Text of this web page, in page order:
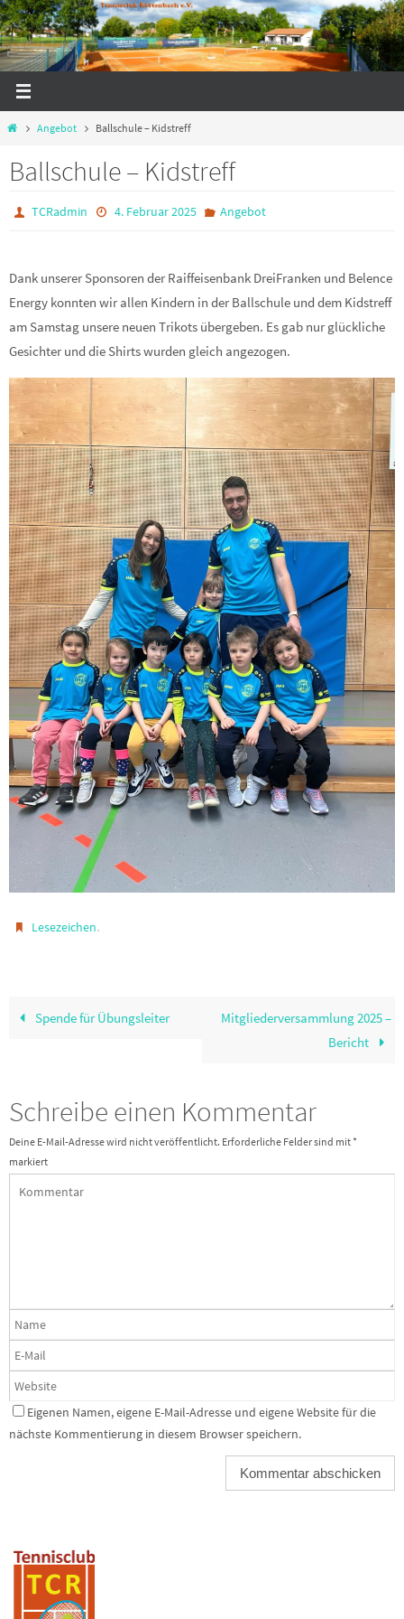
Zum
Inhalt
springen
StartAngebot Ballschule – Kidstreff
Ballschule – Kidstreff
TCRadmin 4. Februar 2025 Angebot
Dank unserer Sponsoren der Raiffeisenbank DreiFranken und Belence
Energy konnten wir allen Kindern in der Ballschule und dem Kidstreff
am Samstag unsere neuen Trikots übergeben. Es gab nur glückliche
Gesichter und die Shirts wurden gleich angezogen.
Lesezeichen.
Spende für Übungsleiter
Mitgliederversammlung 2025 –
Bericht
Schreibe einen Kommentar
Deine E-Mail-Adresse wird nicht veröffentlicht. Erforderliche Felder sind mit *
markiert
Eigenen Namen, eigene E-Mail-Adresse und eigene Website für die
nächste Kommentierung in diesem Browser speichern.